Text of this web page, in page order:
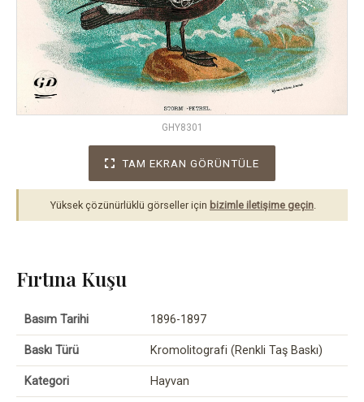
GHY8301
TAM EKRAN GÖRÜNTÜLE
Yüksek çözünürlüklü görseller için bizimle iletişime geçin.
Fırtına Kuşu
Basım Tarihi 1896-1897
Baskı Türü Kromolitografi (Renkli Taş Baskı)
Kategori Hayvan